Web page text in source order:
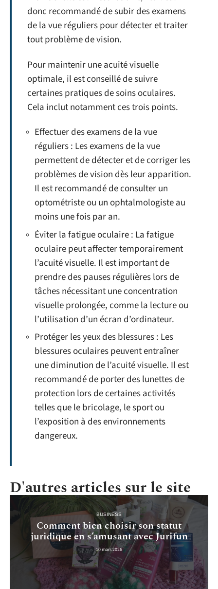
donc recommandé de subir des examens
de la vue réguliers pour détecter et traiter
tout problème de vision.
Pour maintenir une acuité visuelle
optimale, il est conseillé de suivre
certaines pratiques de soins oculaires.
Cela inclut notamment ces trois points.
Effectuer des examens de la vue
réguliers : Les examens de la vue
permettent de détecter et de corriger les
problèmes de vision dès leur apparition.
Il est recommandé de consulter un
optométriste ou un ophtalmologiste au
moins une fois par an.
Éviter la fatigue oculaire : La fatigue
oculaire peut affecter temporairement
l’acuité visuelle. Il est important de
prendre des pauses régulières lors de
tâches nécessitant une concentration
visuelle prolongée, comme la lecture ou
l’utilisation d’un écran d’ordinateur.
Protéger les yeux des blessures : Les
blessures oculaires peuvent entraîner
une diminution de l’acuité visuelle. Il est
recommandé de porter des lunettes de
protection lors de certaines activités
telles que le bricolage, le sport ou
l’exposition à des environnements
dangereux.
D'autres articles sur le site
BUSINESS
Comment bien choisir son statut
juridique en s’amusant avec Jurifun
10 mars 2026